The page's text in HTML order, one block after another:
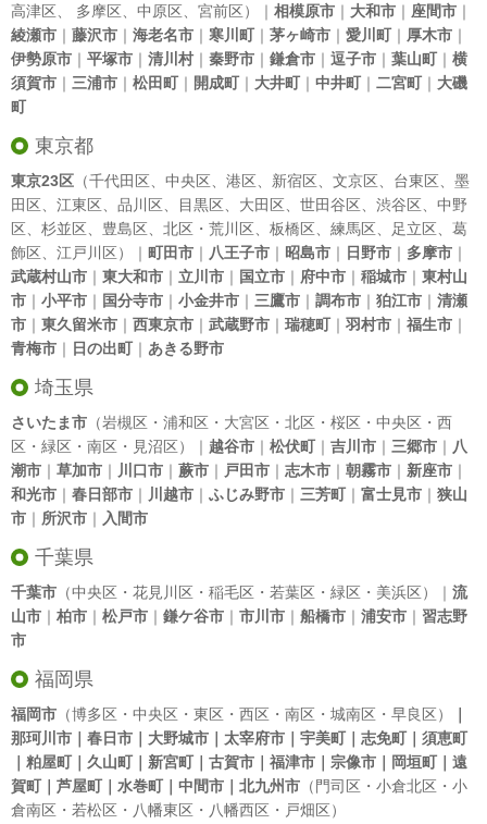
高津区
多摩区 中原区 宮前区）｜ 相模原市 ｜ 大和市 ｜ 座間市 ｜
綾瀬市 ｜ 藤沢市 ｜ 海老名市 ｜ 寒川町｜ 茅ヶ崎市 ｜ 愛川町｜ 厚木市 ｜
伊勢原市 ｜ 平塚市 ｜ 清川村｜ 秦野市 ｜ 鎌倉市 ｜ 逗子市 ｜ 葉山町｜ 横
須賀市 ｜ 三浦市 ｜ 松田町｜ 開成町｜ 大井町｜ 中井町｜ 二宮町｜ 大磯
町
東京都
東京23区 （千代田区 中央区 港区 新宿区 文京区 台東区
墨
田区
江東区 品川区 目黒区 大田区 世田谷区 渋谷区
中野
区
杉並区 豊島区 北区 ・ 荒川区 板橋区 練馬区 足立区
葛
飾区
江戸川区）｜ 町田市 ｜ 八王子市 ｜ 昭島市 ｜ 日野市 ｜ 多摩市 ｜
武蔵村山市 ｜ 東大和市 ｜ 立川市 ｜ 国立市 ｜ 府中市 ｜ 稲城市 ｜ 東村山
市 ｜ 小平市 ｜ 国分寺市 ｜ 小金井市 ｜ 三鷹市 ｜ 調布市 ｜ 狛江市 ｜ 清瀬
市 ｜ 東久留米市 ｜ 西東京市 ｜ 武蔵野市 ｜ 瑞穂町｜ 羽村市 ｜ 福生市 ｜
青梅市 ｜ 日の出町｜ あきる野市
埼玉県
さいたま市 （岩槻区・浦和区・大宮区・北区・桜区・中央区・西
区・緑区・南区・見沼区）｜ 越谷市 ｜ 松伏町｜ 吉川市 ｜ 三郷市 ｜ 八
潮市 ｜ 草加市 ｜ 川口市 ｜ 蕨市 ｜ 戸田市 ｜ 志木市 ｜ 朝霧市 ｜ 新座市 ｜
和光市 ｜ 春日部市 ｜ 川越市 ｜ ふじみ野市 ｜ 三芳町｜ 富士見市 ｜ 狭山
市 ｜ 所沢市 ｜ 入間市
千葉県
千葉市 （中央区・花見川区・稲毛区・若葉区・緑区・美浜区）｜ 流
山市 ｜ 柏市 ｜ 松戸市 ｜ 鎌ケ谷市 ｜ 市川市 ｜ 船橋市 ｜ 浦安市 ｜ 習志野
市
福岡県
福岡市 （博多区・中央区・東区・西区・南区・城南区・早良区）
那珂川市｜春日市｜大野城市｜太宰府市｜宇美町｜志免町｜須恵町
｜粕屋町｜久山町｜新宮町｜古賀市｜福津市｜宗像市｜岡垣町｜遠
賀町｜芦屋町｜水巻町｜中間市｜北九州市 （門司区・小倉北区・小
倉南区・若松区・八幡東区・八幡西区・戸畑区）